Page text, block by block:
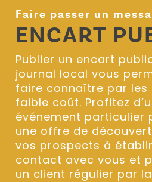
Faire passer un
ENCART
Publier un encart
journal local vous
faire connaître par les
faible coût. Profitez
événement particulier
une offre de
vos prospects à
contact avec vous et
un client régulier par